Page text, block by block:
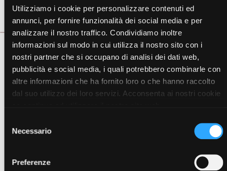
Utilizziamo i cookie per personalizzare contenuti ed
annunci, per fornire funzionalità dei social media e per
analizzare il nostro traffico. Condividiamo inoltre
informazioni sul modo in cui utilizza il nostro sito con i
nostri partner che si occupano di analisi dei dati web,
pubblicità e social media, i quali potrebbero combinarle con
altre informazioni che ha fornito loro o che hanno raccolto
dal suo utilizzo dei loro servizi. Acconsenta ai nostri cookie
delNecessario
Preferenze
Scheda Tecnica